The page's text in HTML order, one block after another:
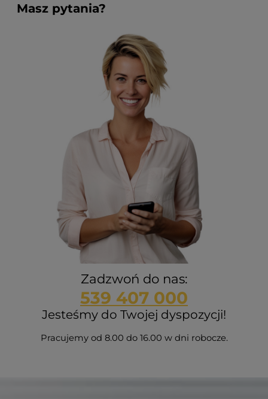
Masz pytania?
Zadzwoń do nas:
539 407 000
Jesteśmy do Twojej dyspozycji!
Pracujemy od 8.00 do 16.00 w dni robocze.